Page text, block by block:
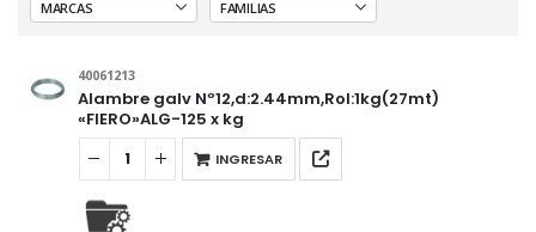
40061213
Alambre galv Nº12,d:2.44mm,Rol:1kg(27mt)
«FIERO»ALG-125 x kg
INGRESAR